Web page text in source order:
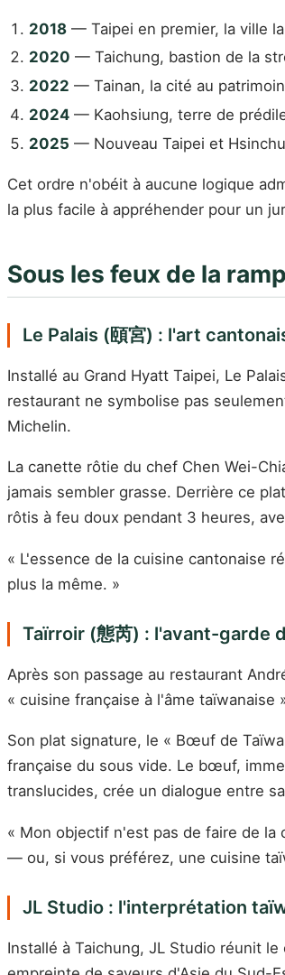
2018 — Taipei en premier, la ville
2020 — Taichung, bastion de la
2022 — Tainan, la cité au
2024 — Kaohsiung, terre de
2025 — Nouveau Taipei et
Cet ordre n'obéit à aucune logique
la plus facile à appréhender pour un
Sous les feux de la
Le Palais (頤宮) : l'art
Installé au Grand Hyatt Taipei, Le
restaurant ne symbolise pas
Michelin.
La canette rôtie du chef Chen Wei-
jamais sembler grasse. Derrière ce
rôtis à feu doux pendant 3 heures,
« L'essence de la cuisine cantonaise
plus la même. »
Taïrroir (態芮) : l'avant-garde
Après son passage au restaurant
« cuisine française à l'âme
Son plat signature, le « Bœuf de
française du sous vide. Le bœuf,
translucides, crée un dialogue entre
« Mon objectif n'est pas de faire de la
— ou, si vous préférez, une cuisine
JL Studio : l'interprétation
Installé à Taichung, JL Studio réunit